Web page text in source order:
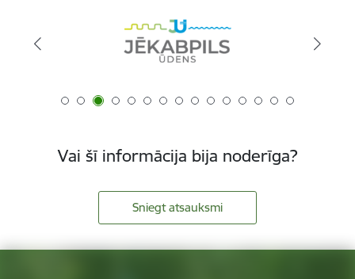
Vai šī informācija bija noderīga?
Sniegt atsauksmi